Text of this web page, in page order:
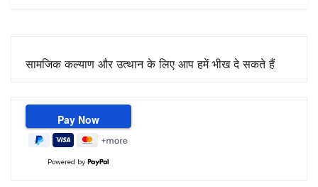
सामजिक कल्याण और उत्थान के लिए आप हमें भीख दे सकते हैं
Powered by